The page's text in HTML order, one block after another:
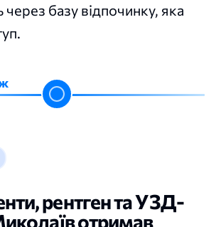
базу відпочинку, яка
рентген та УЗД-
отримав